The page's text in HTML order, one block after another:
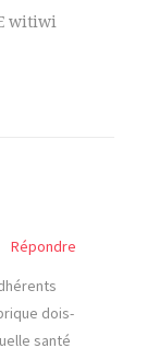
witiwi
Répondre
dois-
santé